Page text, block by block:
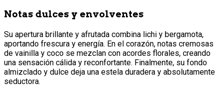
Notas dulces y envolventes
Su apertura brillante y afrutada combina lichi y bergamota,
aportando frescura y energía. En el corazón, notas cremosas
de vainilla y coco se mezclan con acordes florales, creando
una sensación cálida y reconfortante. Finalmente, su fondo
almizclado y dulce deja una estela duradera y absolutamente
seductora.